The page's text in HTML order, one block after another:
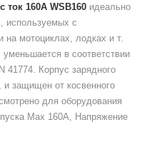
ток 160A WSB160 идеально
используемых с
мотоциклах, лодках и т.
в соответствии
41774. Корпус зарядного
и защищен от косвенного
для оборудования
Max 160А, Напряжение